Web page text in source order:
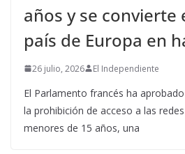
años y se convierte
país de Europa en
26 julio, 2026 El Independiente
El Parlamento francés ha
la prohibición de acceso a las
menores de 15 años, una